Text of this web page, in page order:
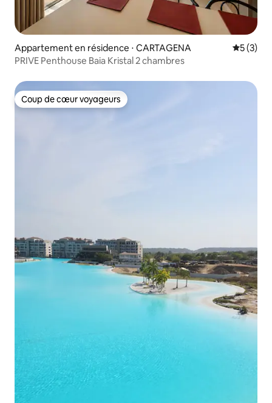
Appartement en résidence ⋅ CARTAGENA
5 (3)
PRIVE Penthouse Baia Kristal 2 chambres
Coup de cœur voyageurs
Coup de cœur voyageurs